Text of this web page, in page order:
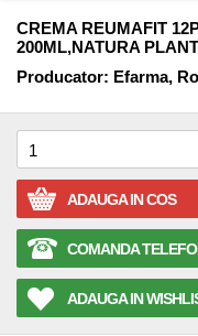
CREMA REUMAFIT
200ML,NATURA
Producator: Efarma,
ADAUGA IN COS
COMANDA
ADAUGA IN